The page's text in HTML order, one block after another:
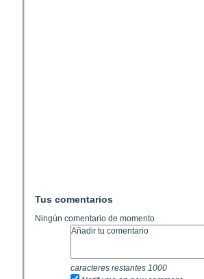
Tus comentarios
Ningún comentario de momento
caracteres restantes 1000